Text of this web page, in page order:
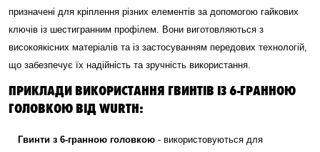
призначені для кріплення різних елементів за допомогою гайкових
ключів із шестигранним профілем. Вони виготовляються з
високоякісних матеріалів та із застосуванням передових технологій,
що забезпечує їх надійність та зручність використання.
ПРИКЛАДИ ВИКОРИСТАННЯ ГВИНТІВ ІЗ 6-ГРАННОЮ
ГОЛОВКОЮ ВІД WURTH:
Гвинти з 6-гранною головкою - використовуються для